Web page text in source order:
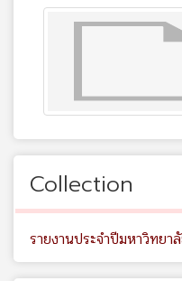
Collection
รายงานประจำปีมหาวิทยา